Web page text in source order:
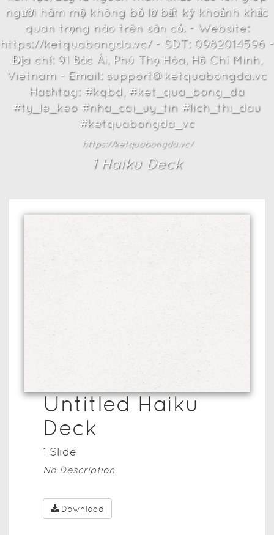
người hâm mộ không bỏ lỡ bất kỳ khoảnh khắc
quan trọng nào trên sân cỏ. - Website:
https://ketquabongda.vc/ - SDT: 0982014596 -
Địa chỉ: 91 Bác Ái, Phú Thọ Hòa, Hồ Chí Minh,
Vietnam - Email: support@ketquabongda.vc
Hashtag: #kqbd, #ket_qua_bong_da
#ty_le_keo #nha_cai_uy_tin #lich_thi_dau
#ketquabongda_vc
https://ketquabongda.vc/
1Haiku Deck
Untitled Haiku
Deck
1 Slide
No Description
Download